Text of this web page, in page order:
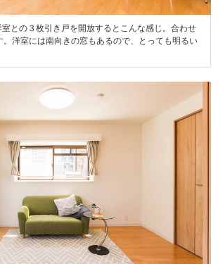
との３枚引き戸を開放するとこんな感じ。合わせ
洋室には南向きの窓もあるので、とっても明るい